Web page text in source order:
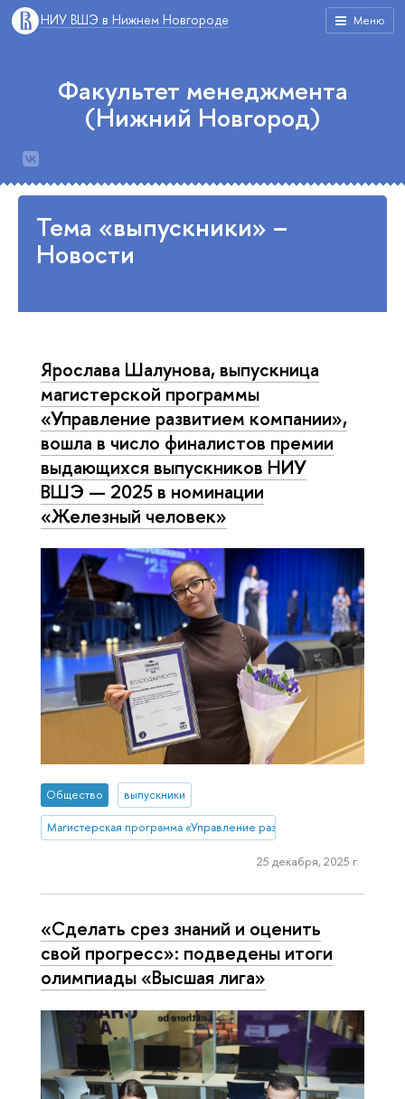
Меню
НИУ ВШЭ в Нижнем Новгороде
Факультет менеджмента
(Нижний Новгород)
Тема «выпускники» –
Новости
Ярослава Шалунова, выпускница
магистерской программы
«Управление развитием компании»,
вошла в число финалистов премии
выдающихся выпускников НИУ
ВШЭ — 2025 в номинации
«Железный человек»
Общество выпускники
Магистерская программа «Управление развитием компании»
25 декабря, 2025 г.
«Сделать срез знаний и оценить
свой прогресс»: подведены итоги
олимпиады «Высшая лига»